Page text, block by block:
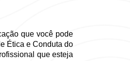
que você pode
Ética e Conduta do
que esteja